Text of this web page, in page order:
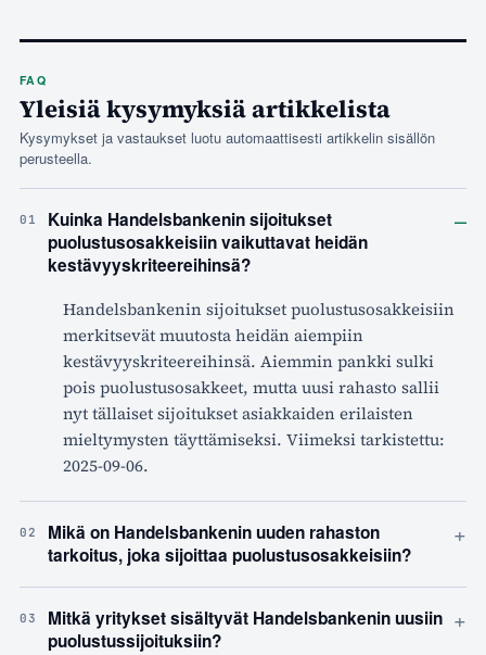
FAQ
Yleisiä kysymyksiä artikkelista
Kysymykset ja vastaukset luotu automaattisesti artikkelin sisällön
perusteella.
01
Kuinka Handelsbankenin sijoitukset
puolustusosakkeisiin vaikuttavat heidän
kestävyyskriteereihinsä?
–
Handelsbankenin sijoitukset puolustusosakkeisiin
merkitsevät muutosta heidän aiempiin
kestävyyskriteereihinsä. Aiemmin pankki sulki
pois puolustusosakkeet, mutta uusi rahasto sallii
nyt tällaiset sijoitukset asiakkaiden erilaisten
mieltymysten täyttämiseksi. Viimeksi tarkistettu:
2025-09-06.
02
Mikä on Handelsbankenin uuden rahaston
tarkoitus, joka sijoittaa puolustusosakkeisiin?
+
03
Mitkä yritykset sisältyvät Handelsbankenin uusiin
puolustussijoituksiin?
+